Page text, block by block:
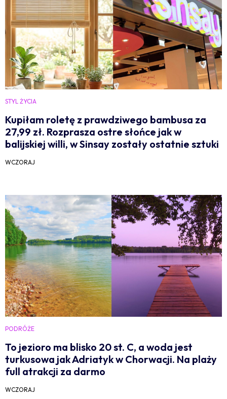
STYL ŻYCIA
Kupiłam roletę z prawdziwego bambusa za
27,99 zł. Rozprasza ostre słońce jak w
balijskiej willi, w Sinsay zostały ostatnie sztuki
WCZORAJ
PODRÓŻE
To jezioro ma blisko 20 st. C, a woda jest
turkusowa jak Adriatyk w Chorwacji. Na plaży
full atrakcji za darmo
WCZORAJ